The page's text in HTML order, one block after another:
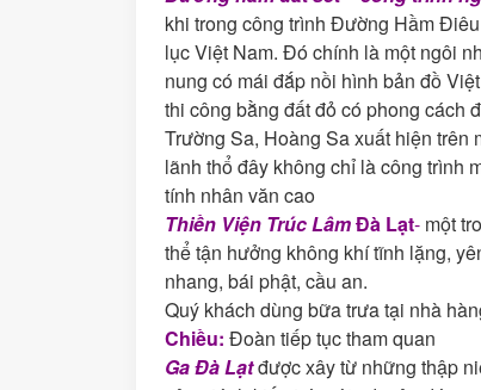
khi trong công trình Đường Hầm
lục Việt Nam. Đó chính là một ngôi
nung có mái đắp nồi hình bản đồ
thi công bằng đất đỏ có phong cách
Trường Sa, Hoàng Sa xuất hiện trên
lãnh thổ đây không chỉ là công trình
tính nhân văn cao
Thiền Viện Trúc LâmĐà Lạt- một
thể tận hưởng không khí tĩnh lặng,
nhang, bái phật, cầu an.
Quý khách dùng bữa trưa tại nhà
Chiều: Đoàn tiếp tục tham quan
Ga Đà Lạtđược xây từ những thập